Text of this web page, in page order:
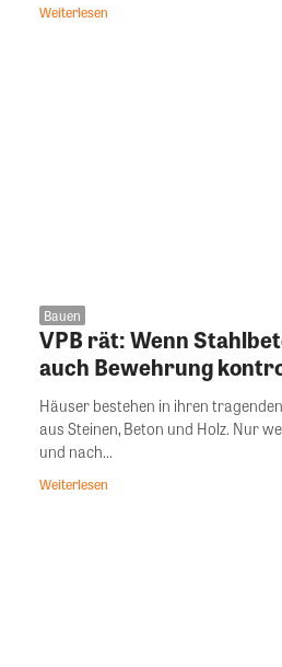
Weiterlesen
Bauen
VPB rät: Wenn
auch Bewehrung
Häuser bestehen in ihren
aus Steinen, Beton und Holz. Nur
und nach...
Weiterlesen